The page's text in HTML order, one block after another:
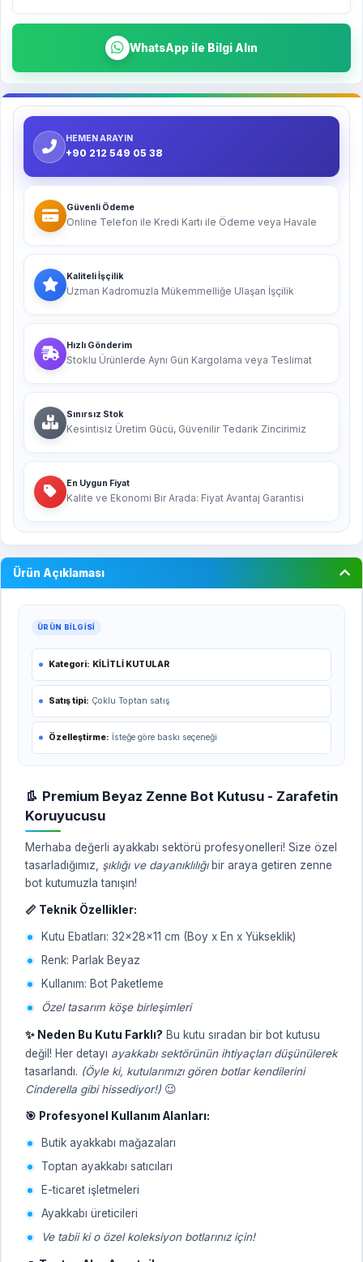
WhatsApp ile Bilgi Alın
HEMEN ARAYIN
+90 212 549 05 38
Güvenli Ödeme
Online Telefon ile Kredi Kartı ile Ödeme veya Havale
Kaliteli İşçilik
Uzman Kadromuzla Mükemmelliğe Ulaşan İşçilik
Hızlı Gönderim
Stoklu Ürünlerde Aynı Gün Kargolama veya Teslimat
Sınırsız Stok
Kesintisiz Üretim Gücü, Güvenilir Tedarik Zincirimiz
En Uygun Fiyat
Kalite ve Ekonomi Bir Arada: Fiyat Avantaj Garantisi
Ürün Açıklaması
ÜRÜN BILGISI
Kategori: KİLİTLİ KUTULAR
Satış tipi: Çoklu Toptan satış
Özelleştirme: İsteğe göre baskı seçeneği
👢 Premium Beyaz Zenne Bot Kutusu - Zarafetin
Koruyucusu
Merhaba değerli ayakkabı sektörü profesyonelleri! Size özel
tasarladığımız, şıklığı ve dayanıklılığıbir araya getiren zenne
bot kutumuzla tanışın!
📏 Teknik Özellikler:
Kutu Ebatları: 32x28x11 cm (Boy x En x Yükseklik)
Renk: Parlak Beyaz
Kullanım: Bot Paketleme
Özel tasarım köşe birleşimleri
✨ Neden Bu Kutu Farklı? Bu kutu sıradan bir bot kutusu
değil! Her detayı ayakkabı sektörünün ihtiyaçları düşünülerek
tasarlandı. (Öyle ki, kutularımızı gören botlar kendilerini
Cinderella gibi hissediyor!) 😉
🎯 Profesyonel Kullanım Alanları:
Butik ayakkabı mağazaları
Toptan ayakkabı satıcıları
E-ticaret işletmeleri
Ayakkabı üreticileri
Ve tabii ki o özel koleksiyon botlarınız için!